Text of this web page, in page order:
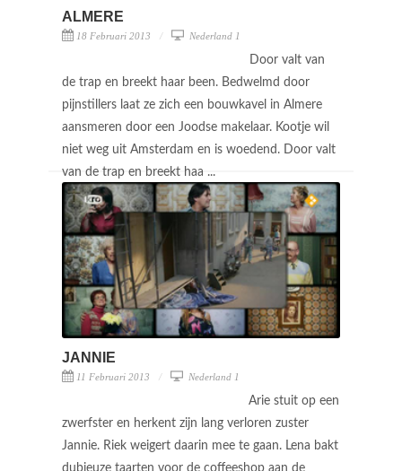
ALMERE
18 Februari 2013 Nederland 1
Door valt van
de trap en breekt haar been. Bedwelmd door
pijnstillers laat ze zich een bouwkavel in Almere
aansmeren door een Joodse makelaar. Kootje wil
niet weg uit Amsterdam en is woedend. Door valt
van de trap en breekt haa ...
JANNIE
11 Februari 2013 Nederland 1
Arie stuit op een
zwerfster en herkent zijn lang verloren zuster
Jannie. Riek weigert daarin mee te gaan. Lena bakt